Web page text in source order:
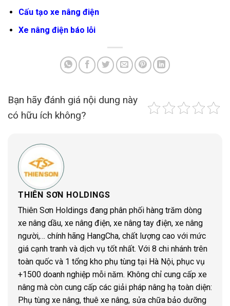
Cấu tạo xe nâng điện
Xe nâng điện báo lỗi
Bạn hãy đánh giá nội dung này
có hữu ích không?
THIÊN SƠN HOLDINGS
Thiên Sơn Holdings đang phân phối hàng trăm dòng
xe nâng dầu, xe nâng điện, xe nâng tay điện, xe nâng
người,… chính hãng HangCha, chất lượng cao với mức
giá cạnh tranh và dịch vụ tốt nhất. Với 8 chi nhánh trên
toàn quốc và 1 tổng kho phụ tùng tại Hà Nội, phục vụ
+1500 doanh nghiệp mỗi năm. Không chỉ cung cấp xe
nâng mà còn cung cấp các giải pháp nâng hạ toàn diện:
Phụ tùng xe nâng, thuê xe nâng, sửa chữa bảo dưỡng